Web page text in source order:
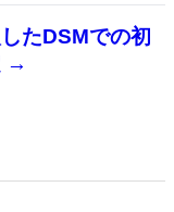
たDSMでの初
→